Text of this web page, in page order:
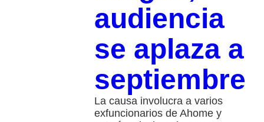
audiencia
se aplaza a
septiembre
La causa involucra a varios
exfuncionarios de Ahome y